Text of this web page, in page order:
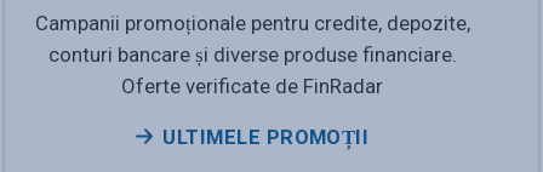
Campanii promoționale pentru credite, depozite,
conturi bancare și diverse produse financiare.
Oferte verificate de FinRadar
ULTIMELE PROMOȚII